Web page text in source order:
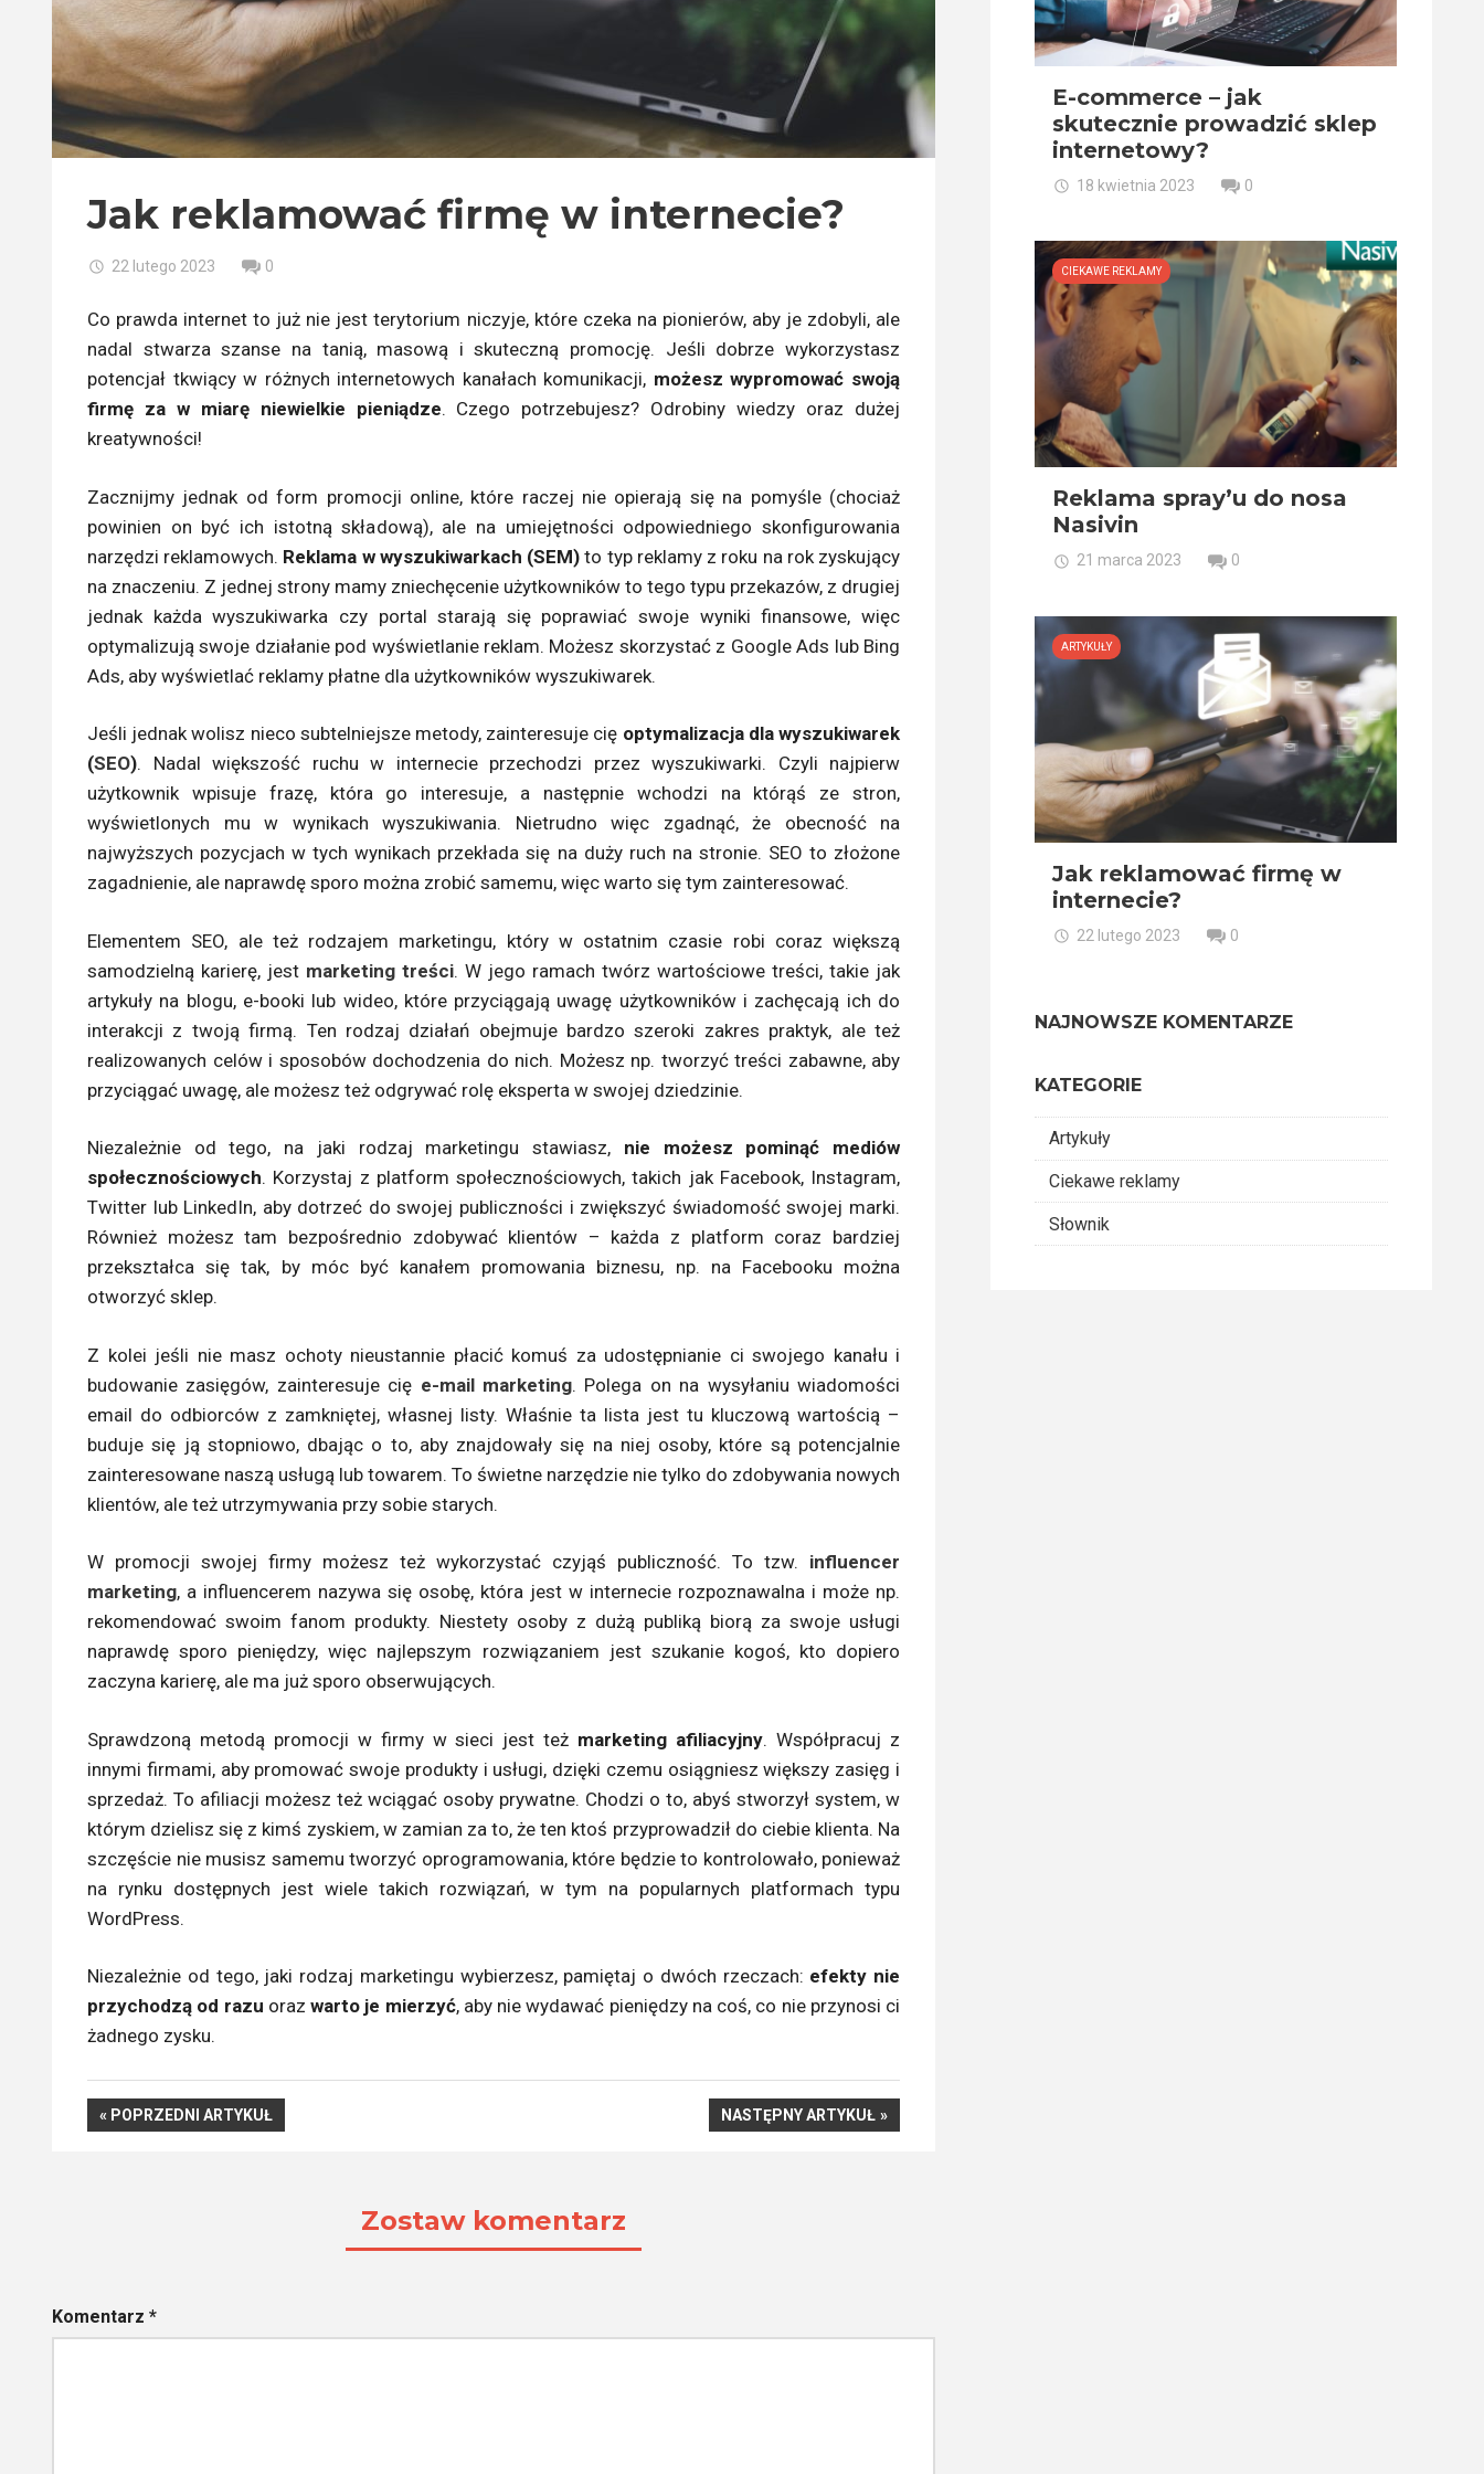
Jak reklamować firmę w internecie?
22 lutego 2023 0
Co prawda internet to już nie jest terytorium niczyje, które czeka na pionierów, aby je zdobyli, ale
nadal stwarza szanse na tanią, masową i skuteczną promocję. Jeśli dobrze wykorzystasz
potencjał tkwiący w różnych internetowych kanałach komunikacji, możesz wypromować swoją
firmę za w miarę niewielkie pieniądze. Czego potrzebujesz? Odrobiny wiedzy oraz dużej
kreatywności!
Zacznijmy jednak od form promocji online, które raczej nie opierają się na pomyśle (chociaż
powinien on być ich istotną składową), ale na umiejętności odpowiedniego skonfigurowania
narzędzi reklamowych. Reklama w wyszukiwarkach (SEM) to typ reklamy z roku na rok zyskujący
na znaczeniu. Z jednej strony mamy zniechęcenie użytkowników to tego typu przekazów, z drugiej
jednak każda wyszukiwarka czy portal starają się poprawiać swoje wyniki finansowe, więc
optymalizują swoje działanie pod wyświetlanie reklam. Możesz skorzystać z Google Ads lub Bing
Ads, aby wyświetlać reklamy płatne dla użytkowników wyszukiwarek.
Jeśli jednak wolisz nieco subtelniejsze metody, zainteresuje cię optymalizacja dla wyszukiwarek
(SEO). Nadal większość ruchu w internecie przechodzi przez wyszukiwarki. Czyli najpierw
użytkownik wpisuje frazę, która go interesuje, a następnie wchodzi na którąś ze stron,
wyświetlonych mu w wynikach wyszukiwania. Nietrudno więc zgadnąć, że obecność na
najwyższych pozycjach w tych wynikach przekłada się na duży ruch na stronie. SEO to złożone
zagadnienie, ale naprawdę sporo można zrobić samemu, więc warto się tym zainteresować.
Elementem SEO, ale też rodzajem marketingu, który w ostatnim czasie robi coraz większą
samodzielną karierę, jest marketing treści. W jego ramach twórz wartościowe treści, takie jak
artykuły na blogu, e-booki lub wideo, które przyciągają uwagę użytkowników i zachęcają ich do
interakcji z twoją firmą. Ten rodzaj działań obejmuje bardzo szeroki zakres praktyk, ale też
realizowanych celów i sposobów dochodzenia do nich. Możesz np. tworzyć treści zabawne, aby
przyciągać uwagę, ale możesz też odgrywać rolę eksperta w swojej dziedzinie.
Niezależnie od tego, na jaki rodzaj marketingu stawiasz, nie możesz pominąć mediów
społecznościowych. Korzystaj z platform społecznościowych, takich jak Facebook, Instagram,
Twitter lub LinkedIn, aby dotrzeć do swojej publiczności i zwiększyć świadomość swojej marki.
Również możesz tam bezpośrednio zdobywać klientów – każda z platform coraz bardziej
przekształca się tak, by móc być kanałem promowania biznesu, np. na Facebooku można
otworzyć sklep.
Z kolei jeśli nie masz ochoty nieustannie płacić komuś za udostępnianie ci swojego kanału i
budowanie zasięgów, zainteresuje cię e-mail marketing. Polega on na wysyłaniu wiadomości
email do odbiorców z zamkniętej, własnej listy. Właśnie ta lista jest tu kluczową wartością –
buduje się ją stopniowo, dbając o to, aby znajdowały się na niej osoby, które są potencjalnie
zainteresowane naszą usługą lub towarem. To świetne narzędzie nie tylko do zdobywania nowych
klientów, ale też utrzymywania przy sobie starych.
W promocji swojej firmy możesz też wykorzystać czyjąś publiczność. To tzw. influencer
marketing, a influencerem nazywa się osobę, która jest w internecie rozpoznawalna i może np.
rekomendować swoim fanom produkty. Niestety osoby z dużą publiką biorą za swoje usługi
naprawdę sporo pieniędzy, więc najlepszym rozwiązaniem jest szukanie kogoś, kto dopiero
zaczyna karierę, ale ma już sporo obserwujących.
Sprawdzoną metodą promocji w firmy w sieci jest też marketing afiliacyjny. Współpracuj z
innymi firmami, aby promować swoje produkty i usługi, dzięki czemu osiągniesz większy zasięg i
sprzedaż. To afiliacji możesz też wciągać osoby prywatne. Chodzi o to, abyś stworzył system, w
którym dzielisz się z kimś zyskiem, w zamian za to, że ten ktoś przyprowadził do ciebie klienta. Na
szczęście nie musisz samemu tworzyć oprogramowania, które będzie to kontrolowało, ponieważ
na rynku dostępnych jest wiele takich rozwiązań, w tym na popularnych platformach typu
WordPress.
Niezależnie od tego, jaki rodzaj marketingu wybierzesz, pamiętaj o dwóch rzeczach: efekty nie
przychodzą od razu oraz warto je mierzyć, aby nie wydawać pieniędzy na coś, co nie przynosi ci
żadnego zysku.
Nawigacja
POPRZEDNI
POPRZEDNI ARTYKUŁ
NASTĘPNY
NASTĘPNY ARTYKUŁ
Zostaw komentarz
Komentarz *
E-commerce – jak
skutecznie prowadzić sklep
internetowy?
18 kwietnia 2023 0
CIEKAWE REKLAMY
Reklama spray’u do nosa
Nasivin
21 marca 2023 0
ARTYKUŁY
Jak reklamować firmę w
internecie?
22 lutego 2023 0
NAJNOWSZE KOMENTARZE
KATEGORIE
Artykuły
Ciekawe reklamy
Słownik